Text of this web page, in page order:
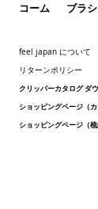
コーム ブラシ
feel japan について
リターンポリシー
クリッパーカタログ ダ
ショッピングページ（カ
ショッピングページ（梳